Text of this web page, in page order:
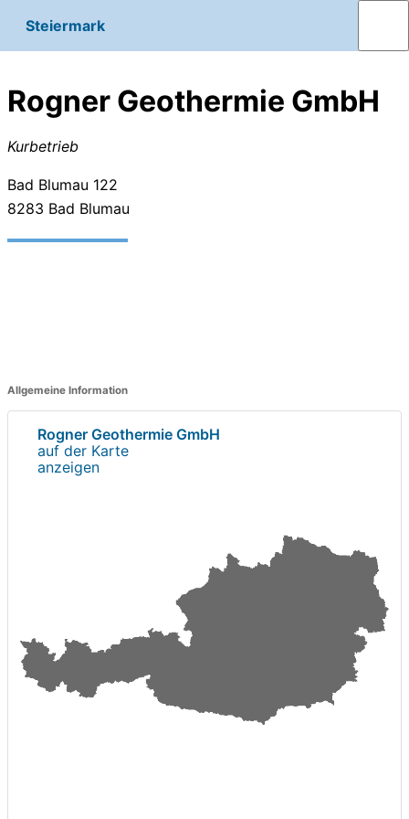
Steiermark
Rogner Geothermie GmbH
Kurbetrieb
Bad Blumau 122
8283 Bad Blumau
Allgemeine Information
Rogner Geothermie GmbH
auf der Karte
anzeigen